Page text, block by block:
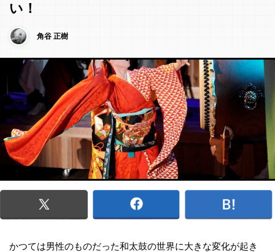
い！
角谷 正樹
かつては男性のものだった和太鼓の世界に大きな変化が起き